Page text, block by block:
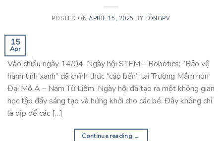
POSTED ONAPRIL 15, 2025 BY LONGPV
15
Apr
Vào chiều ngày 14/04, Ngày hội STEM – Robotics: “Bảo vệ
hành tinh xanh” đã chính thức “cập bến” tại Trường Mầm non
Đại Mỗ A – Nam Từ Liêm. Ngày hội đã tạo ra một không gian
học tập đầy sáng tạo và hứng khởi cho các bé. Đây không chỉ
là dịp để các […]
Continue reading →